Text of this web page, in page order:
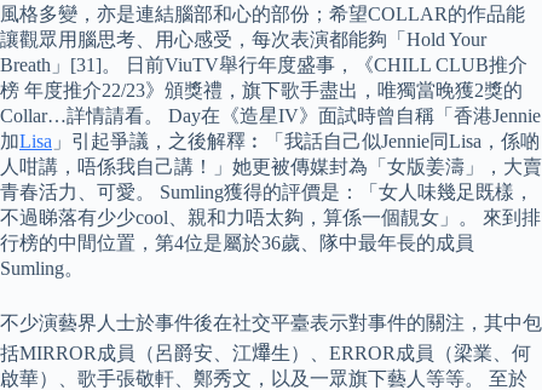
風格多變，亦是連結腦部和心的部份；希望COLLAR的作品能
讓觀眾用腦思考、用心感受，每次表演都能夠「Hold Your
Breath」[31]。 日前ViuTV舉行年度盛事，《CHILL CLUB推介
榜 年度推介22/23》頒獎禮，旗下歌手盡出，唯獨當晚獲2獎的
Collar…詳情請看。 Day在《造星IV》面試時曾自稱「香港Jennie
加Lisa 」引起爭議，之後解釋︰「我話自己似Jennie同Lisa，係啲
人咁講，唔係我自己講！」她更被傳媒封為「女版姜濤」，大賣
青春活力、可愛。 Sumling獲得的評價是：「女人味幾足既樣，
不過睇落有少少cool、親和力唔太夠，算係一個靚女」。 來到排
行榜的中間位置，第4位是屬於36歲、隊中最年長的成員
Sumling。
不少演藝界人士於事件後在社交平臺表示對事件的關注，其中包
括MIRROR成員（呂爵安、江𤒹生）、ERROR成員（梁業、何
啟華）、歌手張敬軒、鄭秀文，以及一眾旗下藝人等等。 至於